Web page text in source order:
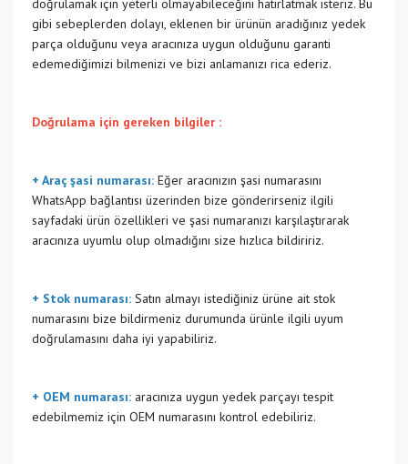
doğrulamak için yeterli olmayabileceğini hatırlatmak isteriz. Bu
gibi sebeplerden dolayı, eklenen bir ürünün aradığınız yedek
parça olduğunu veya aracınıza uygun olduğunu garanti
edemediğimizi bilmenizi ve bizi anlamanızı rica ederiz.
Doğrulama için gereken bilgiler :
+ Araç şasi numarası: Eğer aracınızın şasi numarasını
WhatsApp bağlantısı üzerinden bize gönderirseniz ilgili
sayfadaki ürün özellikleri ve şasi numaranızı karşılaştırarak
aracınıza uyumlu olup olmadığını size hızlıca bildiririz.
+ Stok numarası: Satın almayı istediğiniz ürüne ait stok
numarasını bize bildirmeniz durumunda ürünle ilgili uyum
doğrulamasını daha iyi yapabiliriz.
+ OEM numarası: aracınıza uygun yedek parçayı tespit
edebilmemiz için OEM numarasını kontrol edebiliriz.